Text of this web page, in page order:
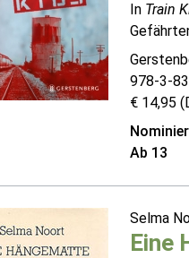
In Train
978-3-
€ 14,95
Ab 13
Selma
Eine